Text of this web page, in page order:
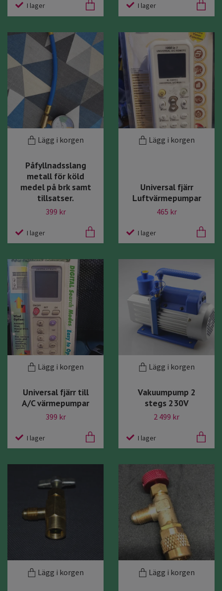
I lager I lager
Lägg i korgen
Påfyllnadsslang
metall för köld
medel på brk samt
tillsatser.
399 kr
I lager
Lägg i korgen
Universal fjärr
Luftvärmepumpar
465 kr
I lager
Lägg i korgen
Universal fjärr till
A/C värmepumpar
399 kr
I lager
Lägg i korgen
Vakuumpump 2
stegs 230V
2 499 kr
I lager
Lägg i korgen Lägg i korgen